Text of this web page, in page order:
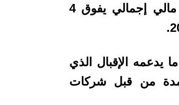
سنوات تهم توسيع وبناء محطات جديدة بغلاف مالي إجمالي يفوق 4
يدعمه الإقبال الذي
من قبل شركات